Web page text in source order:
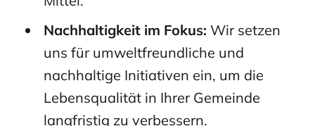
Nachhaltigkeit im Fokus: Wir setzen
uns für umweltfreundliche und
nachhaltige Initiativen ein, um die
Lebensqualität in Ihrer Gemeinde
langfristig zu verbessern.